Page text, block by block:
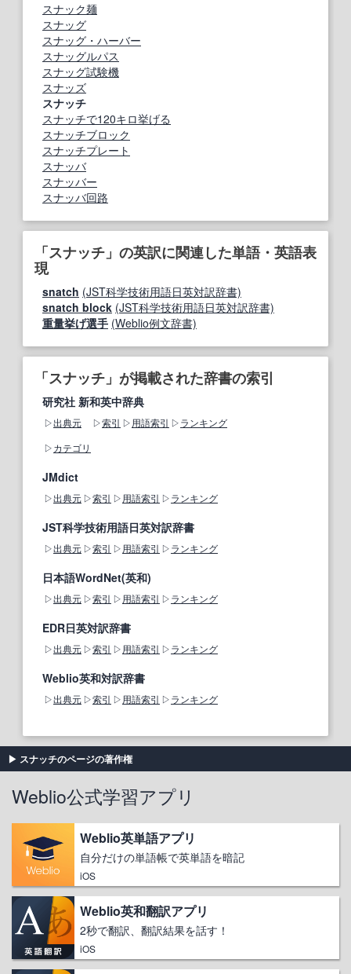
スナック麺
スナッグ
スナッグ・ハーバー
スナッグルパス
スナッグ試験機
スナッズ
スナッチ
スナッチで120キロ挙げる
スナッチブロック
スナッチプレート
スナッバ
スナッバー
スナッバ回路
「スナッチ」の英訳に関連した単語・英語表
現
snatch (JST科学技術用語日英対訳辞書)
snatch block (JST科学技術用語日英対訳辞書)
重量挙げ選手 (Weblio例文辞書)
「スナッチ」が掲載された辞書の索引
研究社 新和英中辞典
出典元 索引 用語索引
ランキング
カテゴリ
JMdict
出典元 索引 用語索引 ランキング
JST科学技術用語日英対訳辞書
出典元 索引 用語索引 ランキング
日本語WordNet(英和)
出典元 索引 用語索引 ランキング
EDR日英対訳辞書
出典元 索引 用語索引 ランキング
Weblio英和対訳辞書
出典元 索引 用語索引 ランキング
スナッチのページの著作権
Weblio公式学習アプリ
Weblio英単語アプリ
自分だけの単語帳で英単語を暗記
iOS
Weblio英和翻訳アプリ
2秒で翻訳、翻訳結果を話す！
iOS